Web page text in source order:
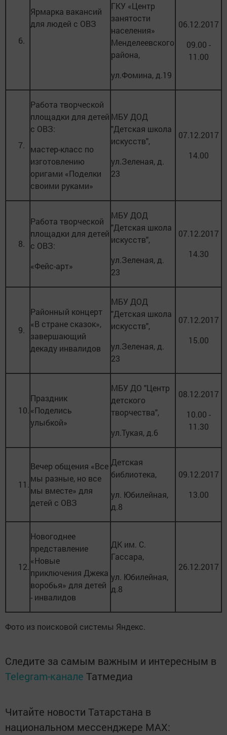
6.
Ярмарка вакансий
для людей с ОВЗ
ГКУ «Центр
занятости
населения»
Менделеевского
района,
ул.Фомина, д.19
06.12.2017
09.00 -
11.00
7.
Работа творческой
площадки для детей
с ОВЗ:
мастер-класс по
изготовлению
оригами «Поделки
своими руками»
МБУ ДОД
"Детская школа
искусств",
ул.Зеленая, д.
23
07.12.2017
14.00
8.
Работа творческой
площадки для детей
с ОВЗ:
«Фейс-арт»
МБУ ДОД
"Детская школа
искусств",
ул.Зеленая, д.
23
07.12.2017
14.30
9.
Районный концерт
«В стране сказок»,
завершающий
декаду инвалидов
МБУ ДОД
"Детская школа
искусств",
ул.Зеленая, д.
23
07.12.2017
15.00
10.
Праздник
«Поделись
улыбкой»
МБУ ДО "Центр
детского
творчества",
ул.Тукая, д.6
08.12.2017
10.00 -
11.30
11.
Вечер общения «Все
мы разные, но все
мы вместе» для
детей с ОВЗ
Детская
библиотека,
ул. Юбилейная,
д.8
09.12.2017
13.00
12.
Новогоднее
представление
«Новые
приключения Джека
воробья» для детей
- инвалидов
ДК им. С.
Гассара,
ул. Юбилейная,
д.8
26.12.2017
Фото из поисковой системы Яндекс.
Следите за самым важным и интересным в
Telegram-канале Татмедиа
Читайте новости Татарстана в
национальном мессенджере MАХ: